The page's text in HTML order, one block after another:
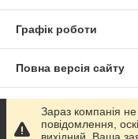
Графік роботи
Повна версія сайту
Сайт створено на
Зараз компанія
повідомлення,